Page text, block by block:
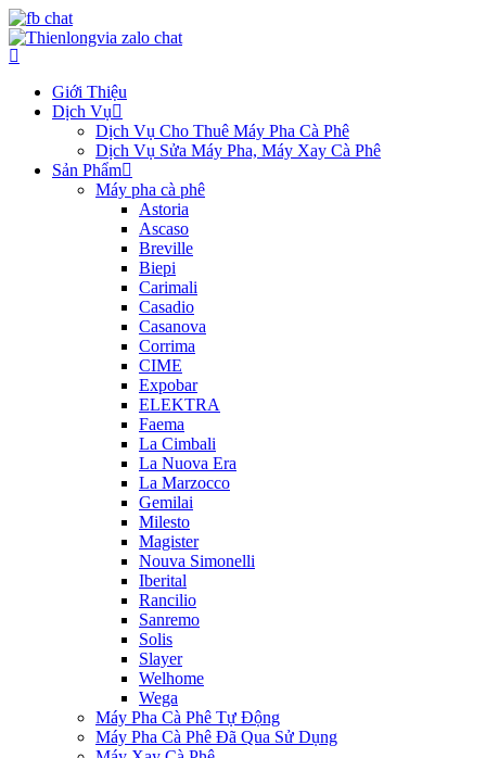
Giới Thiệu
Dịch Vụ
Dịch Vụ Cho Thuê Máy Pha Cà Phê
Dịch Vụ Sửa Máy Pha, Máy Xay Cà Phê
Sản Phẩm
Máy pha cà phê
Astoria
Ascaso
Breville
Biepi
Carimali
Casadio
Casanova
Corrima
CIME
Expobar
ELEKTRA
Faema
La Cimbali
La Nuova Era
La Marzocco
Gemilai
Milesto
Magister
Nouva Simonelli
Iberital
Rancilio
Sanremo
Solis
Slayer
Welhome
Wega
Máy Pha Cà Phê Tự Động
Máy Pha Cà Phê Đã Qua Sử Dụng